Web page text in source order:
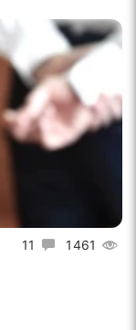
11 1461